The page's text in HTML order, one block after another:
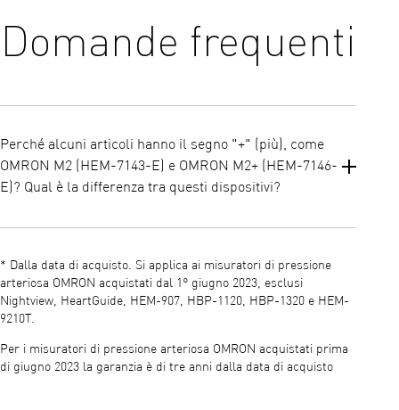
Domande frequenti
Perché alcuni articoli hanno il segno "+" (più), come
OMRON M2 (HEM-7143-E) e OMRON M2+ (HEM-7146-
E)? Qual è la differenza tra questi dispositivi?
scelta migliore per il monitoraggio della pressione sanguigna a
domicilio in Europa*.
Differenze chiave:
Dispositivi con il segno "+" (più):
* Dalla data di acquisto. Si applica ai misuratori di pressione
arteriosa OMRON acquistati dal 1° giugno 2023, esclusi
Nightview, HeartGuide, HEM-907, HBP-1120, HBP-1320 e HEM-
9210T.
Per i misuratori di pressione arteriosa OMRON acquistati prima
di giugno 2023 la garanzia è di tre anni dalla data di acquisto